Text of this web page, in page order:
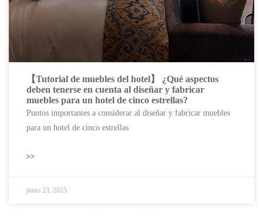
【Tutorial de muebles del hotel】 ¿Qué aspectos
deben tenerse en cuenta al diseñar y fabricar
muebles para un hotel de cinco estrellas?
Puntos importantes a considerar al diseñar y fabricar muebles
para un hotel de cinco estrellas
>>
junio 23, 2025